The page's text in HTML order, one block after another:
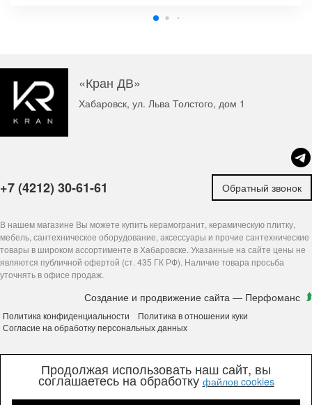
«Кран ДВ»
Хабаровск, ул. Льва Толстого, дом 1
+7 (4212) 30-61-61 Обратный звонок
В нашем магазине Вы можете купить керамогранит, керамическую плитку,
мебель, сантехническое оборудование, аксессуары и прочие сантехнические
товары в широком ассортименте в Хабаровске. Указанные на сайте цены не
являются публичной офертой (ст. 435 ГК РФ). Наличие товара просьба
уточнять в офисе продаж.
Создание и продвижение сайта — Перфоманс
Политика конфиденциальности
Политика в отношении куки
Согласие на обработку персональных данных
Продолжая использовать наш сайт, вы
соглашаетесь на обработкуфайлов cookies